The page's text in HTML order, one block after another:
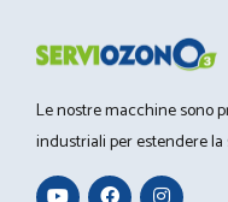
Le nostre macchine sono
industriali per estendere la